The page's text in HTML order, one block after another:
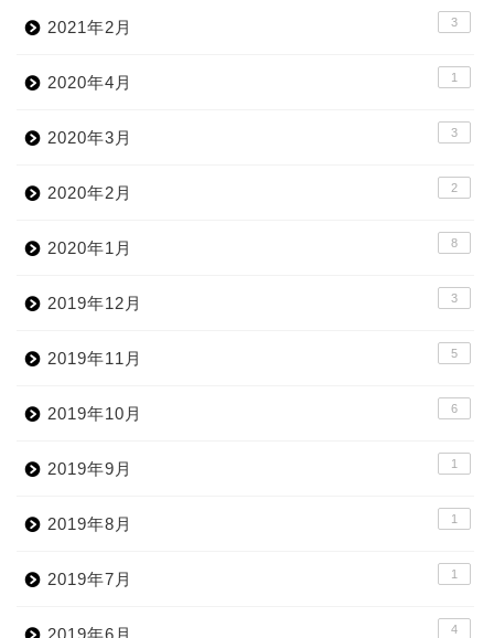
2021年2月 3
2020年4月 1
2020年3月 3
2020年2月 2
2020年1月 8
2019年12月 3
2019年11月 5
2019年10月 6
2019年9月 1
2019年8月 1
2019年7月 1
2019年6月 4